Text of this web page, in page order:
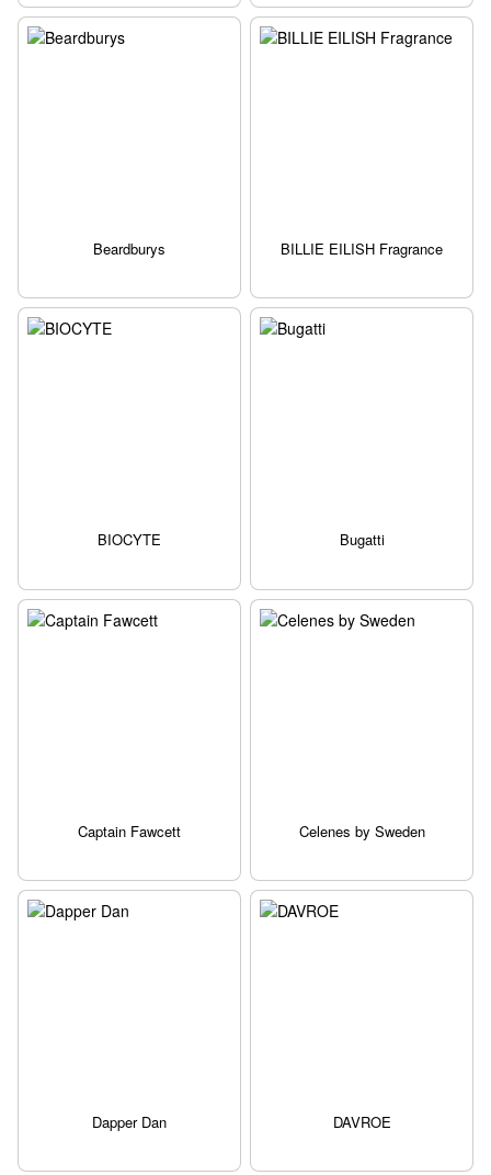
Beardburys BILLIE EILISH Fragrance
BIOCYTE Bugatti
Captain Fawcett Celenes by Sweden
Dapper Dan DAVROE